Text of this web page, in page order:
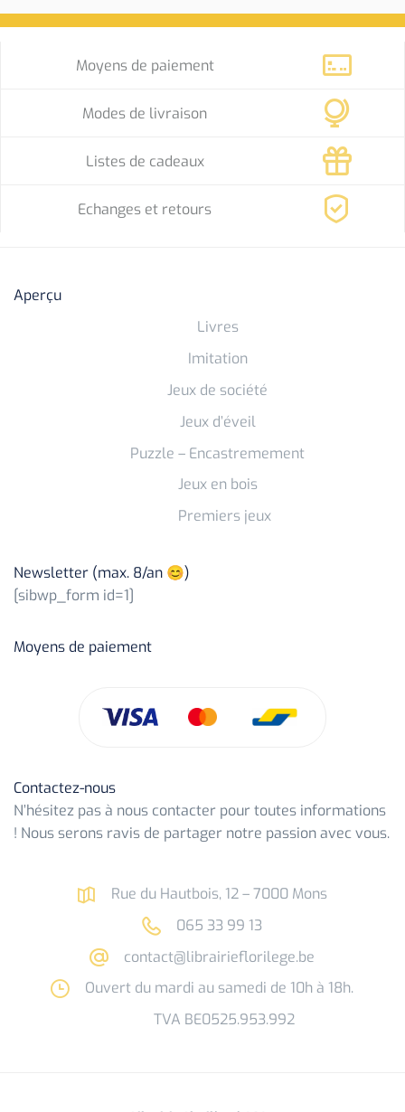
Moyens de paiement
Modes de livraison
Listes de cadeaux
Echanges et retours
Aperçu
Livres
Imitation
Jeux de société
Jeux d’éveil
Puzzle – Encastremement
Jeux en bois
Premiers jeux
Newsletter (max. 8/an 😊)
[sibwp_form id=1]
Moyens de paiement
Contactez-nous
N’hésitez pas à nous contacter pour toutes informations
! Nous serons ravis de partager notre passion avec vous.
Rue du Hautbois, 12 – 7000 Mons
065 33 99 13
contact@librairieflorilege.be
Ouvert du mardi au samedi de 10h à 18h.
TVA BE0525.953.992